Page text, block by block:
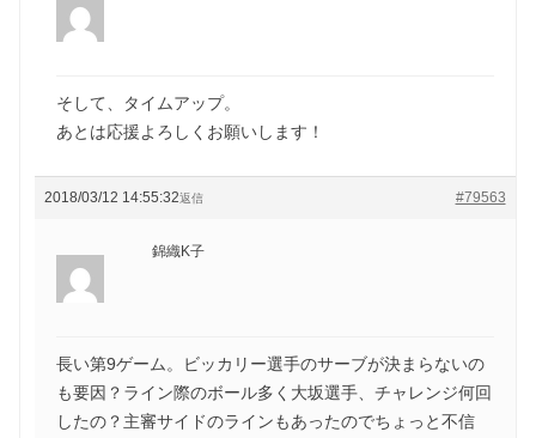
そして、タイムアップ。
あとは応援よろしくお願いします！
2018/03/12 14:55:32 #79563
返信
錦織K子
長い第9ゲーム。ビッカリー選手のサーブが決まらないの
も要因？ライン際のボール多く大坂選手、チャレンジ何回
したの？主審サイドのラインもあったのでちょっと不信